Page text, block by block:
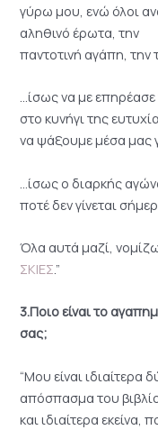
γύρω μου, ενώ όλοι
αληθινό έρωτα, την
παντοτινή αγάπη, την
…ίσως να με
στο κυνήγι της
να ψάξουμε μέσα μας
…ίσως ο διαρκής
ποτέ δεν γίνεται
Όλα αυτά μαζί,
ΣΚΙΕΣ.”
3.Ποιο είναι το
σας;
“Μου είναι
απόσπασμα του
και ιδιαίτερα εκείνα,